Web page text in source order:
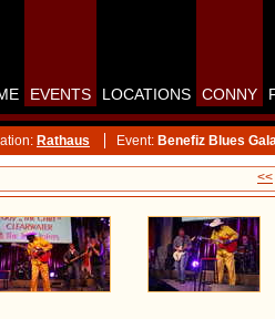
EVENTS LOCATIONS CONNY
Rathaus Event: Benefiz Blues
<<